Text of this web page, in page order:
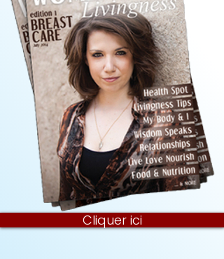
Cliquer ici